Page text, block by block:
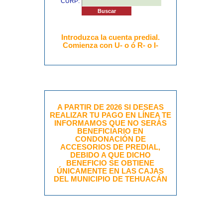
Introduzca la cuenta predial.
Comienza con U- o ó R- o I-
A PARTIR DE 2026 SI DESEAS
REALIZAR TU PAGO EN LÍNEA TE
INFORMAMOS QUE NO SERÁS
BENEFICIARIO EN
CONDONACIÓN DE
ACCESORIOS DE PREDIAL,
DEBIDO A QUE DICHO
BENEFICIO SE OBTIENE
ÚNICAMENTE EN LAS CAJAS
DEL MUNICIPIO DE TEHUACÁN